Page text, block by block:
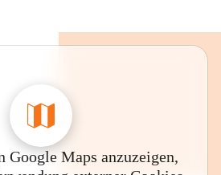
Google Maps anzuzeigen,